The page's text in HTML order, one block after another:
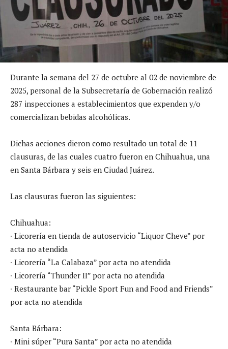
Durante la semana del 27 de octubre al 02 de noviembre de
2025, personal de la Subsecretaría de Gobernación realizó
287 inspecciones a establecimientos que expenden y/o
comercializan bebidas alcohólicas.
Dichas acciones dieron como resultado un total de 11
clausuras, de las cuales cuatro fueron en Chihuahua, una
en Santa Bárbara y seis en Ciudad Juárez.
Las clausuras fueron las siguientes:
Chihuahua:
∙ Licorería en tienda de autoservicio “Liquor Cheve” por
acta no atendida
∙ Licorería “La Calabaza” por acta no atendida
∙ Licorería “Thunder II” por acta no atendida
∙ Restaurante bar “Pickle Sport Fun and Food and Friends”
por acta no atendida
Santa Bárbara:
∙ Mini súper “Pura Santa” por acta no atendida